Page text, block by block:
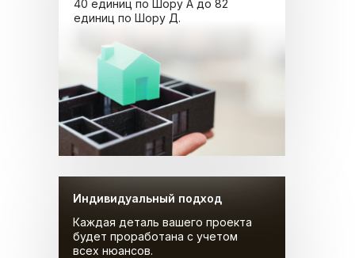
40 единиц по Шору А до 82
единиц по Шору Д.
Каждая деталь вашего проекта
будет проработана с учетом
всех нюансов.
Индивидуальный подход